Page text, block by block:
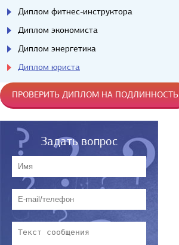
Диплом фитнес-инструктора
Диплом экономиста
Диплом энергетика
Диплом юриста
ПРОВЕРИТЬ ДИПЛОМ НА ПОДЛИННОСТЬ
Задать вопрос